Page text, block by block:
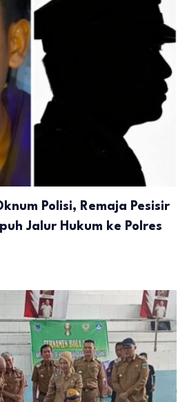
Polisi, Remaja Pesisir
Jalur Hukum ke Polres